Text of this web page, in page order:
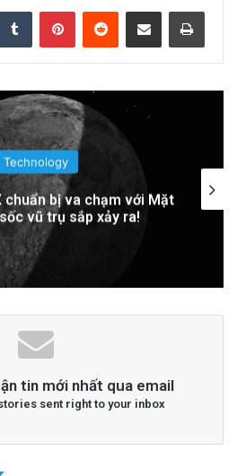
ago
Máy Đào Hầm Nổ Đá Đầu Tiên
Giới: Bước Đột Phá Trong Công
Dựng
ago
advertisement
Tumblr PinterestReddit Share via Email Print
Technology
công nghệ lượng tử
tình trạng mất điện diện
rộng
tin mới nhất qua email
sent right to your inbox